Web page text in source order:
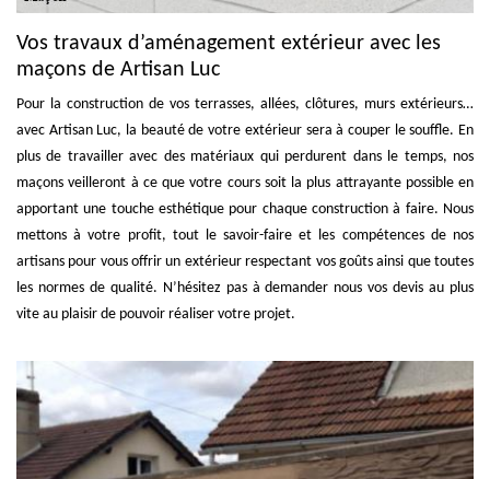
Vos travaux d’aménagement extérieur avec les
maçons de Artisan Luc
Pour la construction de vos terrasses, allées, clôtures, murs extérieurs…
avec Artisan Luc, la beauté de votre extérieur sera à couper le souffle. En
plus de travailler avec des matériaux qui perdurent dans le temps, nos
maçons veilleront à ce que votre cours soit la plus attrayante possible en
apportant une touche esthétique pour chaque construction à faire. Nous
mettons à votre profit, tout le savoir-faire et les compétences de nos
artisans pour vous offrir un extérieur respectant vos goûts ainsi que toutes
les normes de qualité. N’hésitez pas à demander nous vos devis au plus
vite au plaisir de pouvoir réaliser votre projet.